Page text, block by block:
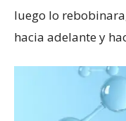
luego lo
hacia adelante y